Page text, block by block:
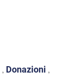
, Donazioni ,